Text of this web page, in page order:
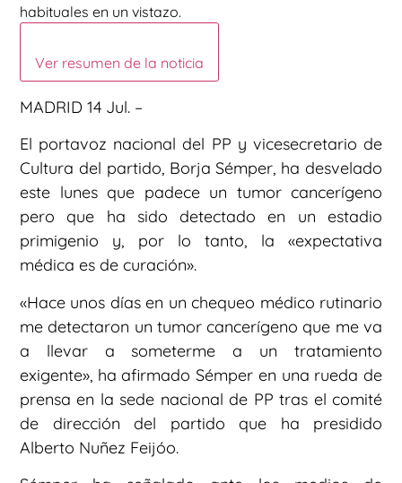
habituales en un vistazo.
Ver resumen de la noticia
MADRID 14 Jul. –
El portavoz nacional del PP y vicesecretario de
Cultura del partido, Borja Sémper, ha desvelado
este lunes que padece un tumor cancerígeno
pero que ha sido detectado en un estadio
primigenio y, por lo tanto, la «expectativa
médica es de curación».
«Hace unos días en un chequeo médico rutinario
me detectaron un tumor cancerígeno que me va
a llevar a someterme a un tratamiento
exigente», ha afirmado Sémper en una rueda de
prensa en la sede nacional de PP tras el comité
de dirección del partido que ha presidido
Alberto Nuñez Feijóo.